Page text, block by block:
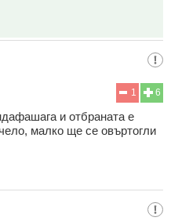
6
1
и отбраната е
малко ще се овъртогли